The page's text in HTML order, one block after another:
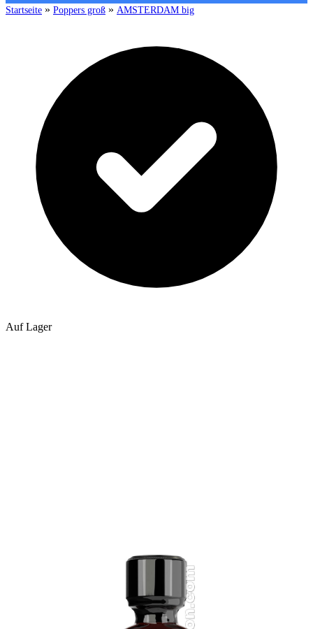
Startseite » Poppers groß » AMSTERDAM big
Auf Lager